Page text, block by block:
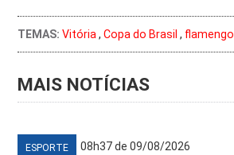
TEMAS: Vitória ,Copa do Brasil , flamengo
MAIS NOTÍCIAS
ESPORTE 08h37 de 09/08/2026